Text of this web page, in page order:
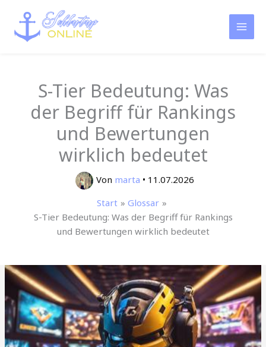
Inhalt
springen
S-Tier Bedeutung: Was
der Begriff für Rankings
und Bewertungen
wirklich bedeutet
Von marta • 11.07.2026
Start
Glossar
S-Tier Bedeutung: Was der Begriff für Rankings
und Bewertungen wirklich bedeutet